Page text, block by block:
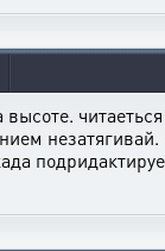
незатягивай.